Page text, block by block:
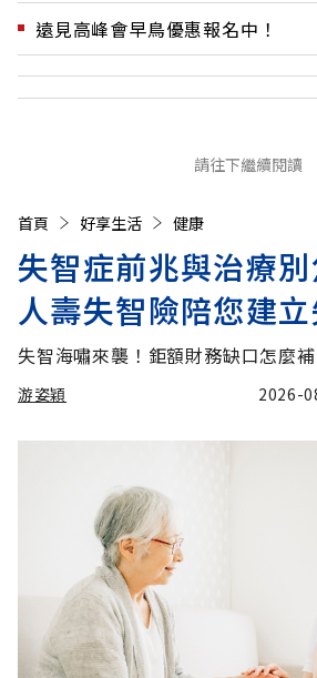
遠見高峰會早鳥優惠報名中！
請往下繼續閱讀
首頁 好享生活 健康
失智症前兆與治療
人壽失智險陪您建
失智海嘯來襲！鉅額財務缺口怎麼補
游姿穎 2026-